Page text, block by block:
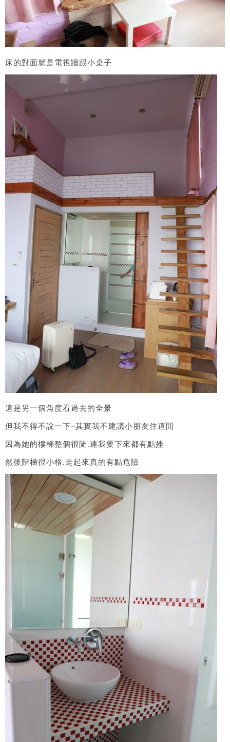
床的對面就是電視牆跟小桌子
這是另一個角度看過去的全景
但我不得不說一下~其實我不建議小朋友住這間
因為她的樓梯整個很陡.連我要下來都有點挫
然後階梯很小格.走起來真的有點危險